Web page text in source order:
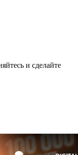
и сделайте